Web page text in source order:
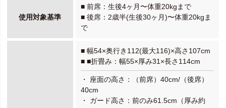
使用対象基準
■ 前席：生後4ヶ月〜体重20kgまで
■ 後席：2歳半(生後30ヶ月)〜体重20kgま
で
■ 幅54×奥行き112(最大116)×高さ107cm
■ ■折畳み：幅55×厚み31×長さ114cm
・ 座面の高さ：（前席）40cm/（後席）
40cm
・ ガード高さ：前のみ61.5cm（厚み約